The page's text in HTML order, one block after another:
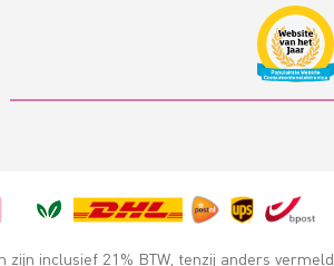
inclusief 21% BTW, tenzij anders vermeld